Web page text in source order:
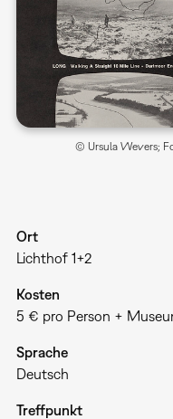
© Ursula Wevers;
Ort
Lichthof 1+2
Kosten
5 € pro Person +
Sprache
Deutsch
Treffpunkt